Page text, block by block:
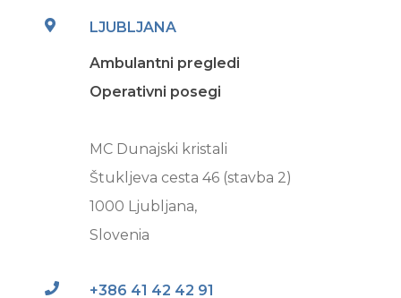
LJUBLJANA
Ambulantni pregledi
Operativni posegi
MC Dunajski kristali
Štukljeva cesta 46 (stavba 2)
1000 Ljubljana,
Slovenia
+386 41 42 42 91